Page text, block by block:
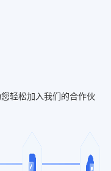
轻松加入我们的合作伙